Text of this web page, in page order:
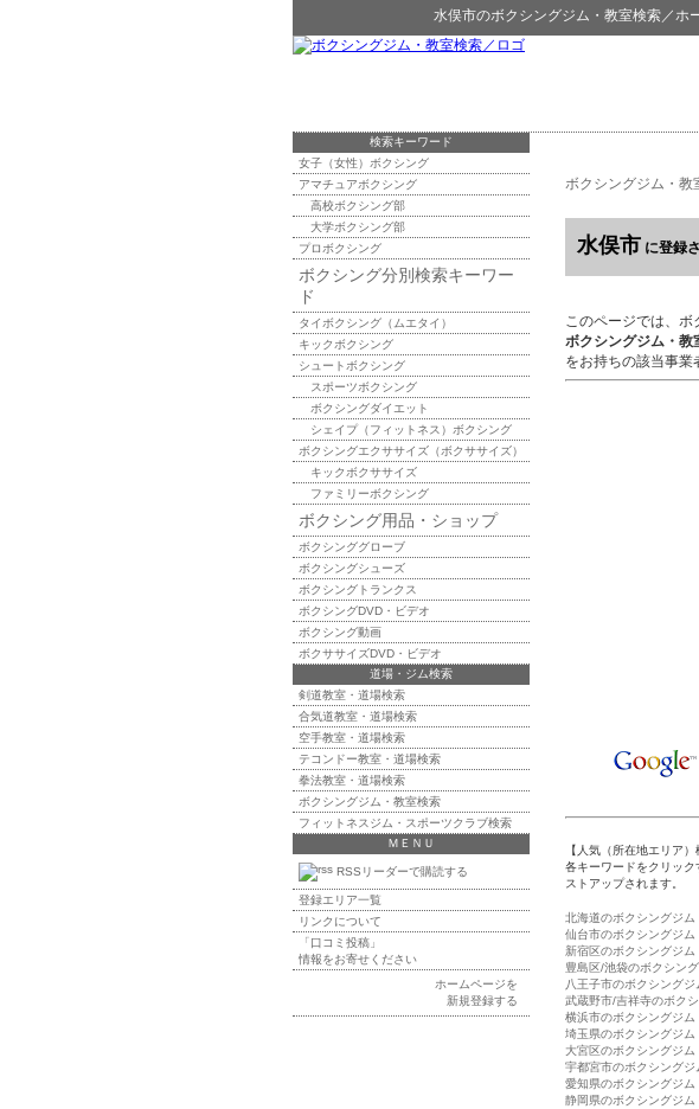
水俣市のボクシングジム・教室検索／ホ
ボクシングジム・教
水俣市 に登録
このページでは、ボ
ボクシングジム・教
をお持ちの該当事業
【人気（所在地エリア
各キーワードをクリッ
ストアップされます。
北海道のボクシングジム
仙台市のボクシングジム
新宿区のボクシングジム
豊島区/池袋のボクシン
八王子市のボクシング
武蔵野市/吉祥寺のボク
横浜市のボクシングジム
埼玉県のボクシングジム
大宮区のボクシングジム
宇都宮市のボクシングジ
愛知県のボクシングジム
静岡県のボクシングジム
検索キーワード
女子（女性）ボクシング
アマチュアボクシング
高校ボクシング部
大学ボクシング部
プロボクシング
ボクシング分別検索キーワー
ド
タイボクシング（ムエタイ）
キックボクシング
シュートボクシング
スポーツボクシング
ボクシングダイエット
シェイプ（フィットネス）ボクシング
ボクシングエクササイズ（ボクササイズ）
キックボクササイズ
ファミリーボクシング
ボクシング用品・ショップ
ボクシンググローブ
ボクシングシューズ
ボクシングトランクス
ボクシングDVD・ビデオ
ボクシング動画
ボクササイズDVD・ビデオ
道場・ジム検索
剣道教室・道場検索
合気道教室・道場検索
空手教室・道場検索
テコンドー教室・道場検索
拳法教室・道場検索
ボクシングジム・教室検索
フィットネスジム・スポーツクラブ検索
ＭＥＮＵ
RSSリーダーで購読する
登録エリア一覧
リンクについて
「口コミ投稿」
情報をお寄せください
ホームページを
新規登録する